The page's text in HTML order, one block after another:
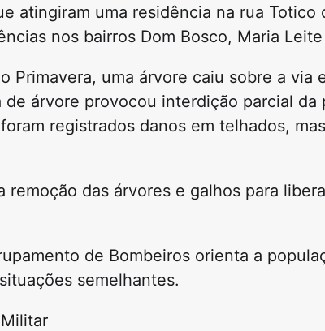
atingiram uma residência na rua
nos bairros Dom Bosco, Maria
Primavera, uma árvore caiu sobre a via
árvore provocou interdição parcial
registrados danos em telhados,
remoção das árvores e galhos para
de Bombeiros orienta a
semelhantes.